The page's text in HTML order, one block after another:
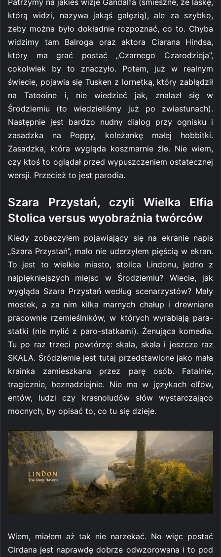
którą widzi, nazywa jakąś gałęzią), ale za szybko,
żeby można było dokładnie rozpoznać, co to. Chyba
widzimy tam Balroga oraz aktora Ciarana Hindsa,
który ma grać postać „Czarnego Czarodzieja”,
cokolwiek by to znaczyło. Potem, już w realnym
świecie, pojawia się Tusken z lornetką, który zabłądził
na Tatooine i, nie wiedzieć jak, znalazł się w
Środziemiu (to wiedzieliśmy już po zwiastunach).
Następnie jest bardzo nudny dialog przy ognisku i
zasadzka na Poppy, koleżankę małej hobbitki.
Zasadzka, która wygląda koszmarnie źle. Nie wiem,
czy ktoś to oglądał przed wypuszczeniem ostatecznej
wersji. Przecież to jest parodia.
Szara Przystań, czyli Wielka Elfia
Stolica versus wyobraźnia twórców
Kiedy zobaczyłem pojawiający się na ekranie napis
„Szara Przystań”, mało nie uderzyłem pięścią w ekran.
To jest to wielkie miasto, stolica Lindonu, jedno z
najpiękniejszych miejsc w Środziemiu? Wiecie, jak
wygląda Szara Przystań według scenarzystów? Mały
mostek, a za nim kilka marnych chałup i drewniane
pracownie rzemieślników, w których wyrabiają para-
statki (nie mylić z paro-statkami). Żenująca komedia.
Tu po raz trzeci powtórzę: skala, skala i jeszcze raz
SKALA. Śródziemie jest tutaj przedstawione jako mała
krainka zamieszkana przez parę osób. Fatalnie,
tragicznie, beznadziejnie. Nie ma w językach elfów,
entów, ludzi czy krasnoludów słów wystarczająco
mocnych, by opisać to, co tu się dzieje.
Wiem, miałem aż tak nie narzekać. No więc postać
Cirdana jest naprawdę dobrze odwzorowana i to pod